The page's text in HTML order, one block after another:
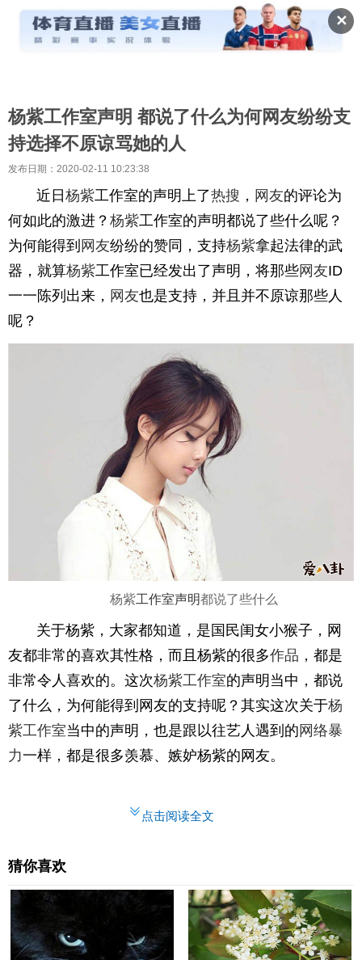
✕
杨紫工作室声明 都说了什么为何网友纷纷支
持选择不原谅骂她的人
发布日期：2020-02-11 10:23:38
近日杨紫工作室的声明上了热搜 ， 网友的评论为
何如此的激进？ 杨紫工作室的声明都说了些什么呢？
为何能得到 网友纷纷的赞同，支持杨紫拿起法律的武
器，就算杨紫工作室已经发出了声明，将那些网友ID
一一陈列出来， 网友也是支持，并且并不原谅那些人
呢？
杨紫工作室声明都说了些什么
关于杨紫，大家都知道，是国民闺女小猴子，网
友都非常的喜欢其性格，而且杨紫的很多作品 ，都是
非常令人喜欢的。这次杨紫工作室的声明当中，都说
了什么，为何能得到网友的支持呢？其实这次关于杨
紫工作室当中的声明，也是跟以往艺人遇到的 网络暴
力一样，都是很多羡慕、嫉妒杨紫的网友。
点击阅读全文
猜你喜欢